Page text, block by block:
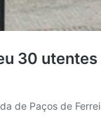
30
de Paços de